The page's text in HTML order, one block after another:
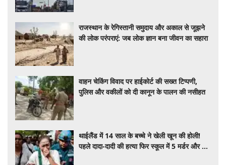
राजस्थान के रेगिस्तानी समुदाय और अकाल से जूझने
की लोक परंपराएं: जब लोक ज्ञान बना जीवन का सहारा
वाहन चेकिंग विवाद पर हाईकोर्ट की सख्त टिप्पणी,
पुलिस और वकीलों को दी कानून के पालन की नसीहत
थाईलैंड में 14 साल के बच्चे ने खेली खून की होली!
पहले दादा-दादी की हत्या फिर स्कूल में 5 मर्डर और कर